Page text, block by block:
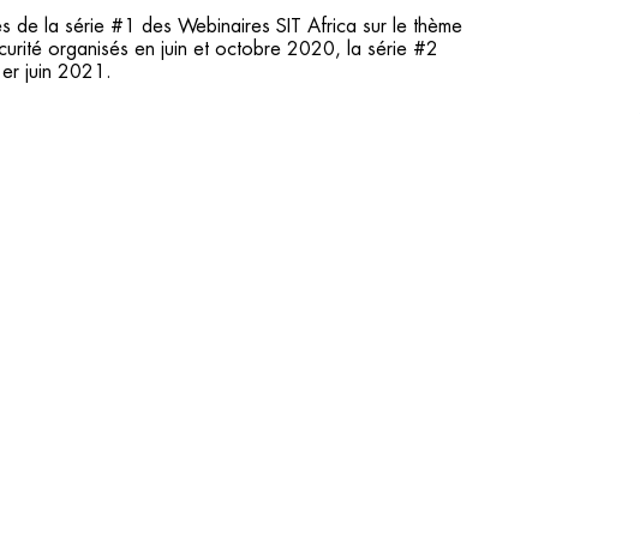
de la série #1 des Webinaires SIT Africa sur le thème
organisés en juin et octobre 2020, la série #2
juin 2021.